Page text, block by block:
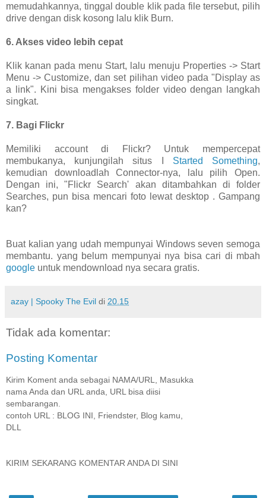
memudahkannya, tinggal double klik pada file tersebut, pilih
drive dengan disk kosong lalu klik Burn.
6. Akses video lebih cepat
Klik kanan pada menu Start, lalu menuju Properties -> Start
Menu -> Customize, dan set pilihan video pada "Display as
a link". Kini bisa mengakses folder video dengan langkah
singkat.
7. Bagi Flickr
Memiliki account di Flickr? Untuk mempercepat
membukanya, kunjungilah situs I
Started Something,
kemudian downloadlah Connector-nya, lalu pilih Open.
Dengan ini, "Flickr Search' akan ditambahkan di folder
Searches, pun bisa mencari foto lewat desktop . Gampang
kan?
Buat kalian yang udah mempunyai Windows seven semoga
membantu. yang belum mempunyai nya bisa cari di mbah
google untuk mendownload nya secara gratis.
azay | Spooky The Evil di 20.15
Tidak ada komentar:
Posting Komentar
Kirim Koment anda sebagai NAMA/URL, Masukka
nama Anda dan URL anda, URL bisa diisi
sembarangan.
contoh URL : BLOG INI, Friendster, Blog kamu,
DLL
KIRIM SEKARANG KOMENTAR ANDA DI SINI